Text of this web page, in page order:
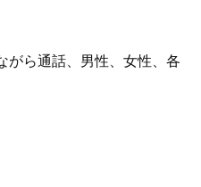
がら通話、男性、女性、各